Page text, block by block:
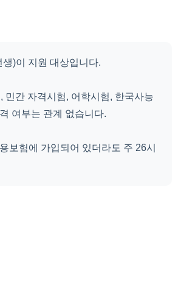
)이 지원 대상입니다.
민간 자격시험, 어학시험, 한국사능
여부는 관계 없습니다.
보험에 가입되어 있더라도 주 26시